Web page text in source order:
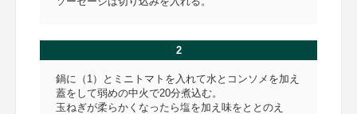
2
鍋に（1）とミニトマトを入れて水とコンソメを加え
蓋をして弱めの中火で20分煮込む。
玉ねぎが柔らかくなったら塩を加え味をととのえ